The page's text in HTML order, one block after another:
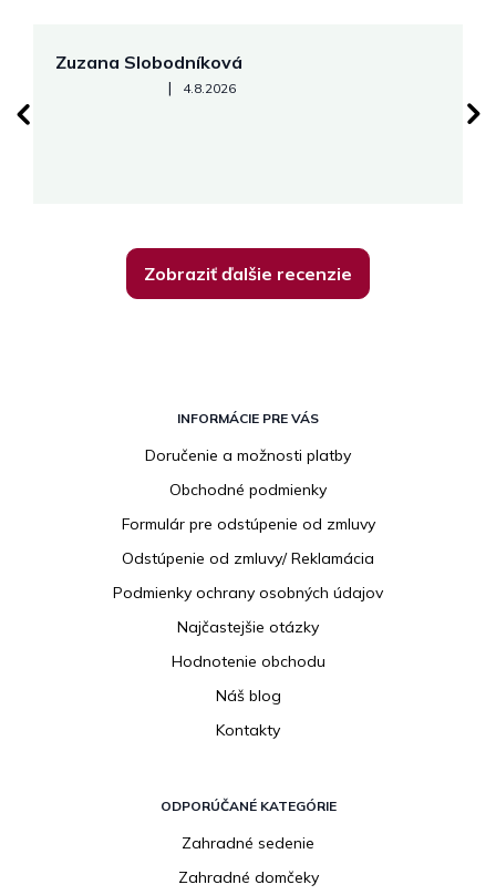
Zuzana Slobodníková
Hodnotenie obchodu je 5 z 5 hviezdičiek.
| 4.8.2026
Zobraziť ďalšie recenzie
INFORMÁCIE PRE VÁS
Doručenie a možnosti platby
Obchodné podmienky
Formulár pre odstúpenie od zmluvy
Odstúpenie od zmluvy/ Reklamácia
Podmienky ochrany osobných údajov
Najčastejšie otázky
Hodnotenie obchodu
Náš blog
Kontakty
ODPORÚČANÉ KATEGÓRIE
Zahradné sedenie
Zahradné domčeky